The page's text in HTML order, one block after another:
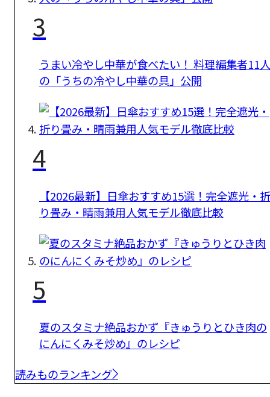
3
うまい冷やし中華が食べたい！ 料理編集者11人
の「うちの冷やし中華の具」公開
4
【2026最新】日傘おすすめ15選！完全遮光・折
り畳み・晴雨兼用人気モデル徹底比較
5
夏のスタミナ絶品おかず『きゅうりとひき肉の
にんにくみそ炒め』のレシピ
読みものランキング